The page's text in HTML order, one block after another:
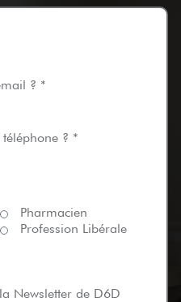
? *
? *
Pharmacien
Profession Libérale
Newsletter de D6D